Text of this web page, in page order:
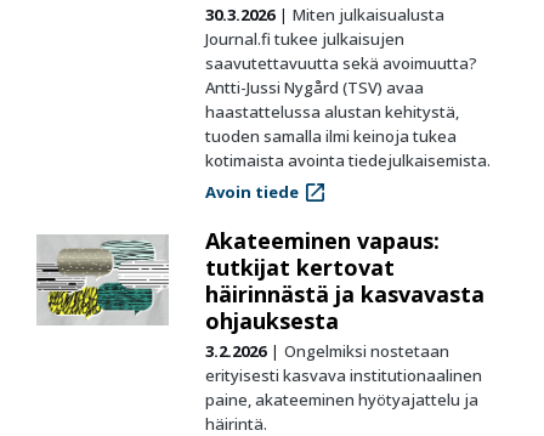
30.3.2026
Miten julkaisualusta
Journal.fi tukee julkaisujen
saavutettavuutta sekä avoimuutta?
Antti-Jussi Nygård (TSV) avaa
haastattelussa alustan kehitystä,
tuoden samalla ilmi keinoja tukea
kotimaista avointa tiedejulkaisemista.
Avoin tiede
Akateeminen vapaus:
tutkijat kertovat
häirinnästä ja kasvavasta
ohjauksesta
3.2.2026
Ongelmiksi nostetaan
erityisesti kasvava institutionaalinen
paine, akateeminen hyötyajattelu ja
häirintä.